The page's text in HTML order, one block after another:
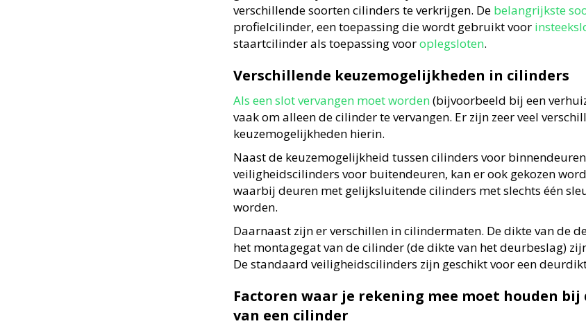
verschillende soorten cilinders te verkrijgen. De belangrijkste
profielcilinder, een toepassing die wordt gebruikt voor
staartcilinder als toepassing vooroplegsloten.
Verschillende keuzemogelijkheden in cilinders
Als een slot vervangen moet worden(bijvoorbeeld bij een
vaak om alleen de cilinder te vervangen. Er zijn zeer veel
keuzemogelijkheden hierin.
Naast de keuzemogelijkheid tussen cilinders voor
veiligheidscilinders voor buitendeuren, kan er ook gekozen
waarbij deuren met gelijksluitende cilinders met slechts één
worden.
Daarnaast zijn er verschillen in cilindermaten. De dikte van de
het montagegat van de cilinder (de dikte van het deurbeslag)
De standaard veiligheidscilinders zijn geschikt voor een
Factoren waar je rekening mee moet houden bij
van een cilinder